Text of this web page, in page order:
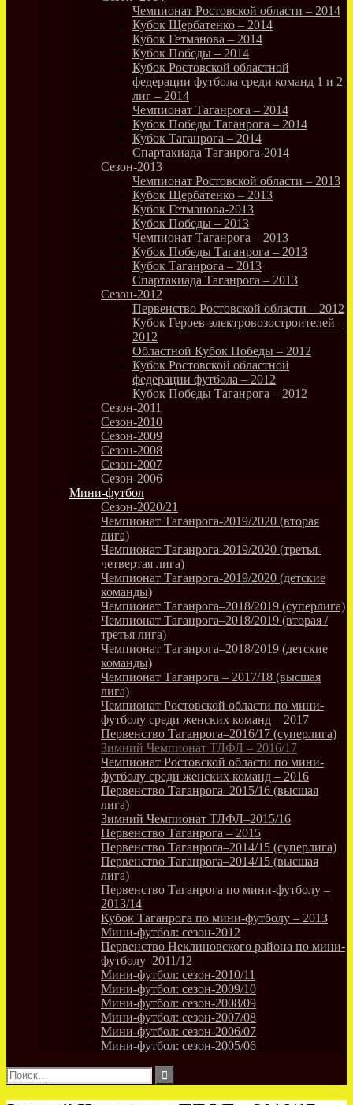
Чемпионат Ростовской области – 2014
Кубок Щербатенко – 2014
Кубок Гетманова – 2014
Кубок Победы – 2014
Кубок Ростовской областной
федерации футбола среди команд 1 и 2
лиг – 2014
Чемпионат Таганрога – 2014
Кубок Победы Таганрога – 2014
Кубок Таганрога – 2014
Спартакиада Таганрога-2014
Сезон-2013
Чемпионат Ростовской области – 2013
Кубок Щербатенко – 2013
Кубок Гетманова-2013
Кубок Победы – 2013
Чемпионат Таганрога – 2013
Кубок Победы Таганрога – 2013
Кубок Таганрога – 2013
Спартакиада Таганрога – 2013
Сезон-2012
Первенство Ростовской области – 2012
Кубок Героев-электровозостроителей –
2012
Областной Кубок Победы – 2012
Кубок Ростовской областной
федерации футбола – 2012
Кубок Победы Таганрога – 2012
Сезон-2011
Сезон-2010
Сезон-2009
Сезон-2008
Сезон-2007
Сезон-2006
Мини-футбол
Сезон-2020/21
Чемпионат Таганрога-2019/2020 (вторая
лига)
Чемпионат Таганрога-2019/2020 (третья-
четвертая лига)
Чемпионат Таганрога-2019/2020 (детские
команды)
Чемпионат Таганрога–2018/2019 (суперлига)
Чемпионат Таганрога–2018/2019 (вторая /
третья лига)
Чемпионат Таганрога–2018/2019 (детские
команды)
Чемпионат Таганрога – 2017/18 (высшая
лига)
Чемпионат Ростовской области по мини-
футболу среди женских команд – 2017
Первенство Таганрога–2016/17 (суперлига)
Зимний Чемпионат ТЛФЛ – 2016/17
Чемпионат Ростовской области по мини-
футболу среди женских команд – 2016
Первенство Таганрога–2015/16 (высшая
лига)
Зимний Чемпионат ТЛФЛ–2015/16
Первенство Таганрога – 2015
Первенство Таганрога–2014/15 (суперлига)
Первенство Таганрога–2014/15 (высшая
лига)
Первенство Таганрога по мини-футболу –
2013/14
Кубок Таганрога по мини-футболу – 2013
Мини-футбол: сезон-2012
Первенство Неклиновского района по мини-
футболу–2011/12
Мини-футбол: сезон-2010/11
Мини-футбол: сезон-2009/10
Мини-футбол: сезон-2008/09
Мини-футбол: сезон-2007/08
Мини-футбол: сезон-2006/07
Мини-футбол: сезон-2005/06
Найти: